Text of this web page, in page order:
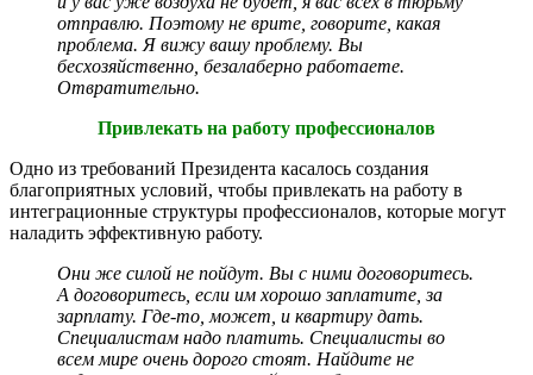
отправлю. Поэтому не врите, говорите, какая
проблема. Я вижу вашу проблему. Вы
бесхозяйственно, безалаберно работаете.
Отвратительно.
Привлекать на работу профессионалов
Одно из требований Президента касалось создания
благоприятных условий, чтобы привлекать на работу в
интеграционные структуры профессионалов, которые могут
наладить эффективную работу.
Они же силой не пойдут. Вы с ними договоритесь.
А договоритесь, если им хорошо заплатите, за
зарплату. Где-то, может, и квартиру дать.
Специалистам надо платить. Специалисты во
всем мире очень дорого стоят. Найдите не